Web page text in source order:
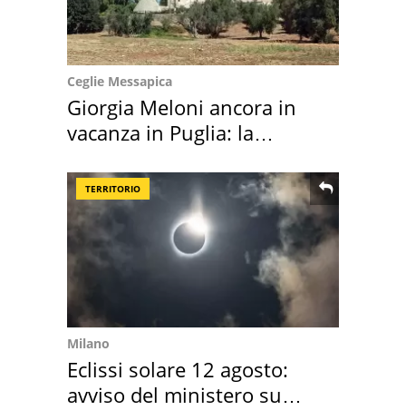
Ceglie Messapica
Giorgia Meloni ancora in
vacanza in Puglia: la
TERRITORIO
Milano
Eclissi solare 12 agosto:
avviso del ministero su